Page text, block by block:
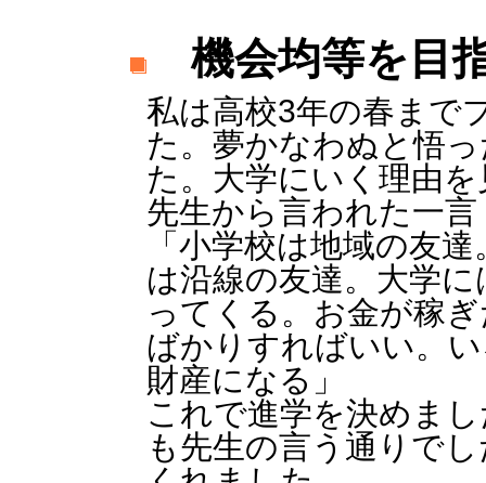
機会均等を目
私は高校3年の春まで
た。夢かなわぬと悟
た。大学にいく理由
先生から言われた一言
「小学校は地域の友
は沿線の友達。大学
ってくる。お金が稼
ばかりすればいい。
財産になる」
これで進学を決めま
も先生の言う通りで